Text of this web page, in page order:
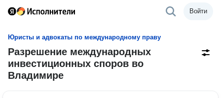
Войти
Юристы и адвокаты по международному праву
Разрешение международных
инвестиционных споров во
Владимире